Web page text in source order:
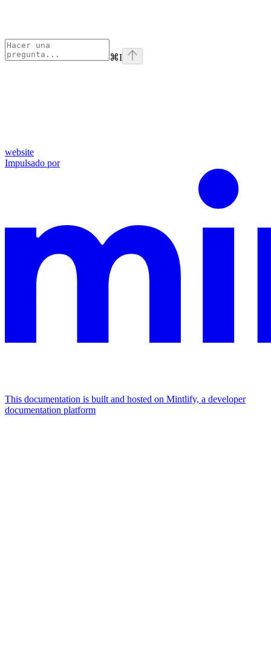
⌘I
website
Impulsado por
This documentation is built and hosted on Mintlify, a developer
documentation platform